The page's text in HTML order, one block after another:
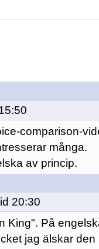
comparison-
många.
av princip.
20:30
King". På
jag älskar den